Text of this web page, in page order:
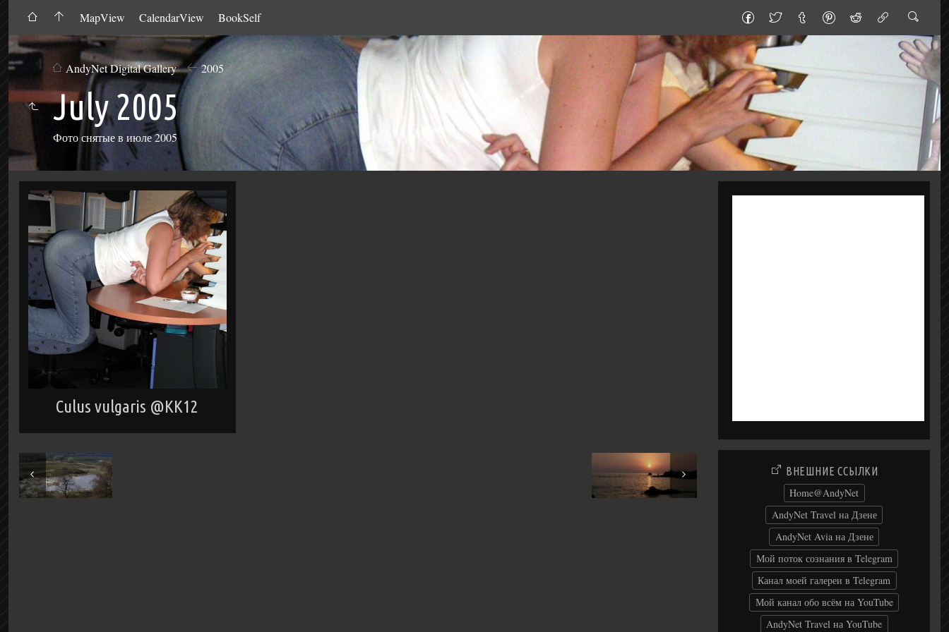
MapView CalendarView BookSelf
AndyNet Digital Gallery 2005
July 2005
Фото снятые в июле 2005
Culus vulgaris @KK12
May 2005 August 2005 ВНЕШНИЕ ССЫЛКИ
Home@AndyNet
AndyNet Travel на Дзене
AndyNet Avia на Дзене
Мой поток сознания в Telegram
Канал моей галереи в Telegram
Мой канал обо всём на YouTube
AndyNet Travel на YouTube